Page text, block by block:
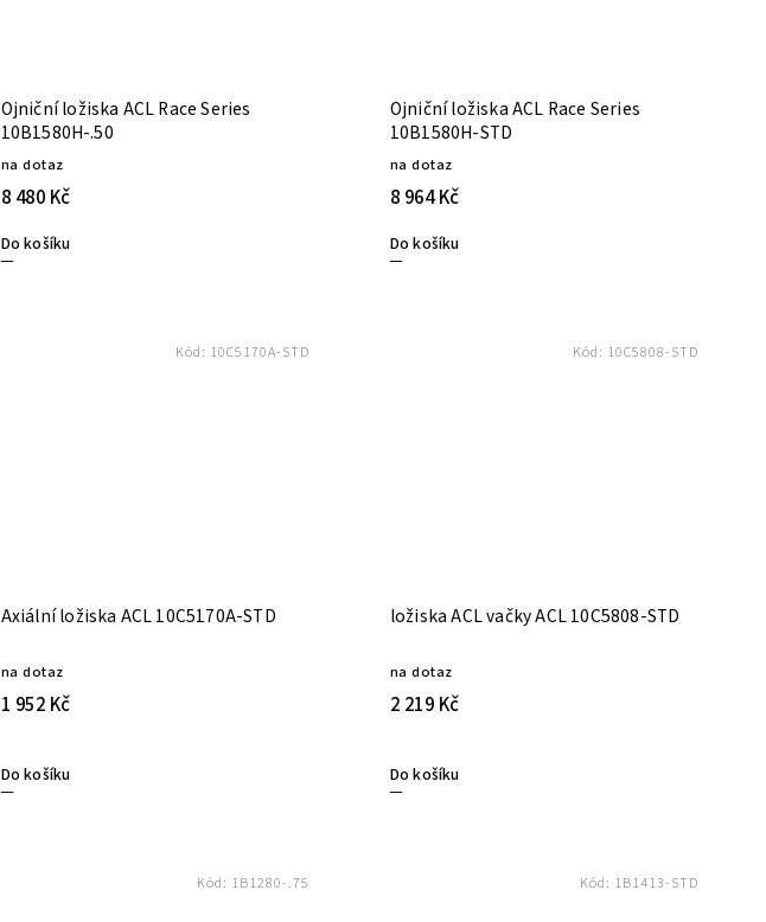
Ojniční ložiska ACL Race Series
10B1580H-.50
na dotaz
8 480 Kč
Do košíku
Ojniční ložiska ACL Race Series
10B1580H-STD
na dotaz
8 964 Kč
Do košíku
Axiální ložiska ACL 10C5170A-STD
na dotaz
1 952 Kč
Do košíku
Kód: 10C5170A-STD
ložiska ACL vačky ACL 10C5808-STD
na dotaz
2 219 Kč
Do košíku
Kód: 10C5808-STD
Kód: 1B1280-.75 Kód: 1B1413-STD